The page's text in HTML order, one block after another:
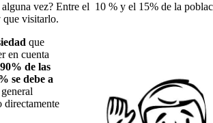
vez? Entre el 10 % y el 15% de la
que visitarlo.
que
en cuenta
de las
se debe a
directamente